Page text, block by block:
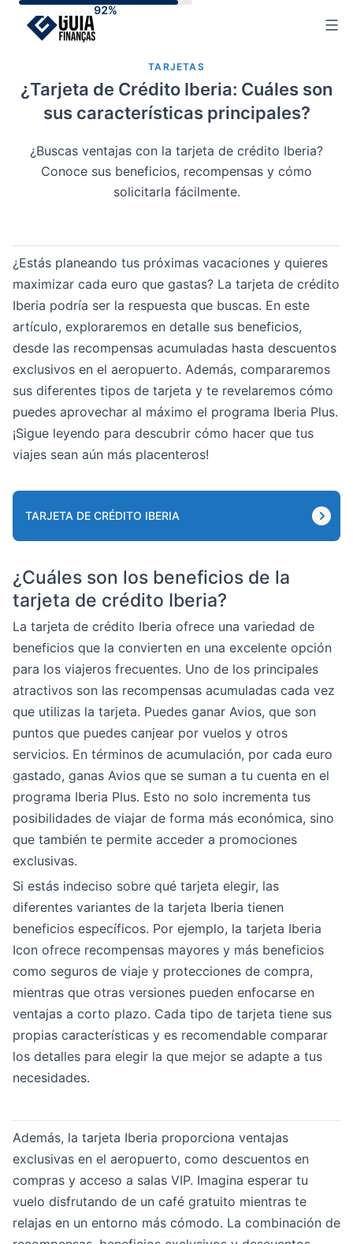
TARJETAS
¿Tarjeta de Crédito Iberia: Cuáles son
sus características principales?
¿Buscas ventajas con la tarjeta de crédito Iberia?
Conoce sus beneficios, recompensas y cómo
solicitarla fácilmente.
¿Estás planeando tus próximas vacaciones y quieres
maximizar cada euro que gastas? La tarjeta de crédito
Iberia podría ser la respuesta que buscas. En este
artículo, exploraremos en detalle sus beneficios,
desde las recompensas acumuladas hasta descuentos
exclusivos en el aeropuerto. Además, compararemos
sus diferentes tipos de tarjeta y te revelaremos cómo
puedes aprovechar al máximo el programa Iberia Plus.
¡Sigue leyendo para descubrir cómo hacer que tus
viajes sean aún más placenteros!
TARJETA DE CRÉDITO IBERIA
¿Cuáles son los beneficios de la
tarjeta de crédito Iberia?
La tarjeta de crédito Iberia ofrece una variedad de
beneficios que la convierten en una excelente opción
para los viajeros frecuentes. Uno de los principales
atractivos son las recompensas acumuladas cada vez
que utilizas la tarjeta. Puedes ganar Avios, que son
puntos que puedes canjear por vuelos y otros
servicios. En términos de acumulación, por cada euro
gastado, ganas Avios que se suman a tu cuenta en el
programa Iberia Plus. Esto no solo incrementa tus
posibilidades de viajar de forma más económica, sino
que también te permite acceder a promociones
exclusivas.
Si estás indeciso sobre qué tarjeta elegir, las
diferentes variantes de la tarjeta Iberia tienen
beneficios específicos. Por ejemplo, la tarjeta Iberia
Icon ofrece recompensas mayores y más beneficios
como seguros de viaje y protecciones de compra,
mientras que otras versiones pueden enfocarse en
ventajas a corto plazo. Cada tipo de tarjeta tiene sus
propias características y es recomendable comparar
los detalles para elegir la que mejor se adapte a tus
necesidades.
Además, la tarjeta Iberia proporciona ventajas
exclusivas en el aeropuerto, como descuentos en
compras y acceso a salas VIP. Imagina esperar tu
vuelo disfrutando de un café gratuito mientras te
relajas en un entorno más cómodo. La combinación de